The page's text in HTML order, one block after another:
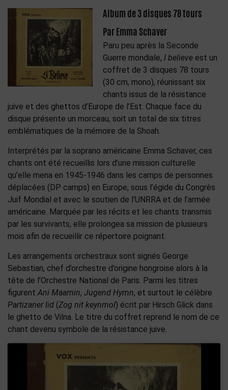
Album de ‎3 disques 7‎8 tours
Par Emma Schaver
Paru peu après la Seconde
Guerre mondiale,I believe est un
coffret de 3 disques 78 tours
(30 cm, mono), réunissant six
chants issus de la résistance
juive et des ghettos d’Europe de l’Est. Chaque face du
disque présente un morceau, soit un total de six titres
emblématiques de la mémoire de la Shoah.
Interprétés par la soprano américaine Emma Schaver, ces
chants ont été recueillis lors d’une mission culturelle
qu’elle mena en 1945-1946 dans les camps de personnes
déplacées (DP camps) en Europe, sous l’égide du Congrès
Juif Mondial et avec le soutien de l’UNRRA et de l’armée
américaine. Marquée par les récits et les chants transmis
par les survivants, elle prolongea sa mission de plusieurs
mois afin de recueillir ce répertoire poignant.
Les arrangements orchestraux sont signés George
Sebastian, chef d’orchestre d’origine hongroise alors à la
tête de l’Orchestre National de Paris. Parmi les titres
figurentAni Maamin, Jugend Hymn, et surtout le célèbre
Partizaner lid (Zog nit keynmol) écrit par Hirsch Glick dans
le ghetto de Vilna. Le titre du coffret reprend le nom de ce
chant devenu symbole de la résistance juive.